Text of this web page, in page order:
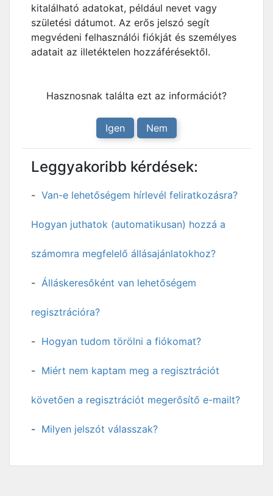
kitalálható adatokat, például nevet vagy
születési dátumot. Az erős jelszó segít
megvédeni felhasználói fiókját és személyes
adatait az illetéktelen hozzáférésektől.
Hasznosnak találta ezt az információt?
Igen Nem
Leggyakoribb kérdések:
Van-e lehetőségem hírlevél feliratkozásra?
Hogyan juthatok (automatikusan) hozzá a
számomra megfelelő állásajánlatokhoz?
Álláskeresőként van lehetőségem
regisztrációra?
Hogyan tudom törölni a fiókomat?
Miért nem kaptam meg a regisztrációt
követően a regisztrációt megerősítő e-mailt?
Milyen jelszót válasszak?